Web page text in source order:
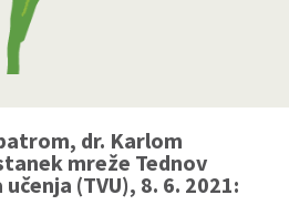
dr. Karlom
mreže Tednov
(TVU), 8. 6. 2021: